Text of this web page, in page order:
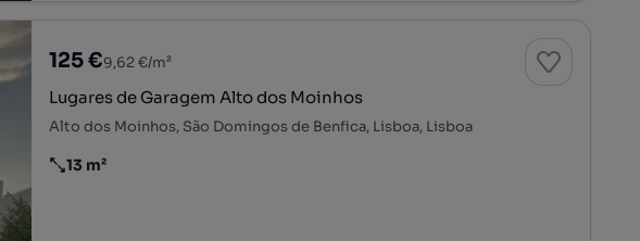
125 €9,62 €/m²
Lugares de Garagem Alto dos Moinhos
Alto dos Moinhos, São Domingos de Benfica, Lisboa, Lisboa
Preço por metro quadrado
13 m²